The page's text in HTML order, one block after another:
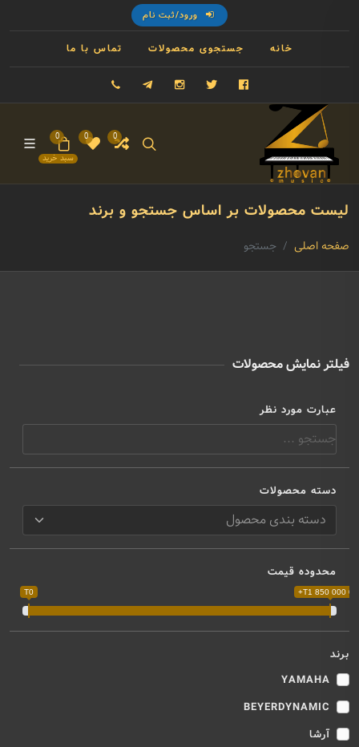
ورود/ثبت نام
خانه جستجوی محصولات تماس با ما
فیسبوک توییتر اینستاگرام تلگرام
0
0
سبد خرید
0
لیست محصولات بر اساس جستجو و برند
صفحه اصلی جستجو
فیلتر نمایش محصولات
عبارت مورد نظر
دسته محصولات
محدوده قیمت
T0 T1 850 000
برند
YAMAHA
BEYERDYNAMIC
آرشا